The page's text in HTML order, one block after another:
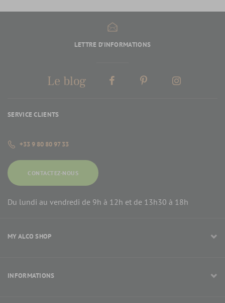
LETTRE D'INFORMATIONS
Le blog
SERVICE CLIENTS
+33 9 80 80 97 33
CONTACTEZ-NOUS
Du lundi au vendredi de 9h à 12h et de 13h30 à 18h
MY ALCO SHOP
INFORMATIONS